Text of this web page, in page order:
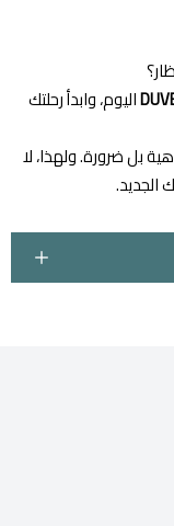
اليوم، وابدأ رحلتك
بل ضرورة. ولهذا، لا
الجديد.